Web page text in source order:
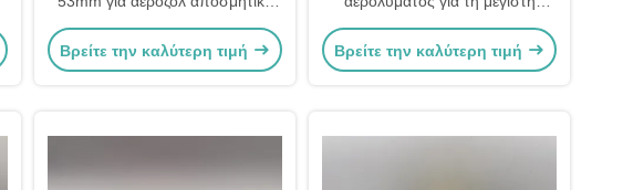
χώρου
Βρείτε την καλύτερη τιμή
χρήση του προϊόντος
Βρείτε την καλύτερη τιμή